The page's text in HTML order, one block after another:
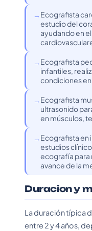
Ecografista
estudio del
ayudando en
Ecografista
infantiles,
condiciones
Ecografista
ultrasonido
en músculos,
Ecografista en
estudios
ecografía para
avance de la
Duracion y
La duración típica
entre 2 y 4 años,